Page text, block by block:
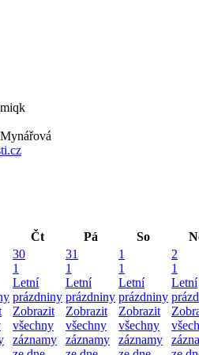
Čt Pá So
30
1
Letní
prázdniny
Zobrazit
všechny
záznamy
31
1
Letní
prázdniny
Zobrazit
všechny
záznamy
1
1
Letní
prázdniny
Zobrazit
všechny
záznamy
2
1
Letní